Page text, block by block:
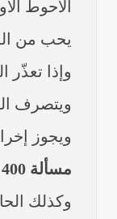
الأحوط
يحب من
وإذا تعذّر
ويتصرف
ويجوز
مسألة 400:
وكذلك